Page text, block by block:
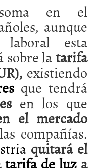
en el
aunque
esta
sobre latarifa
existiendo
que tendrá
en los que
el mercado
compañías.
quitará el
tarifa de luz a